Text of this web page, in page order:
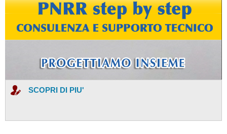
SCOPRI DI PIU'